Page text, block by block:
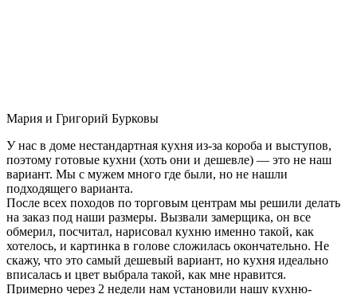
Мария и Григорий Бурковы
У нас в доме нестандартная кухня из-за короба и выступов,
поэтому готовые кухни (хоть они и дешевле) — это не наш
вариант. Мы с мужем много где были, но не нашли
подходящего варианта.
После всех походов по торговым центрам мы решили делать
на заказ под наши размеры. Вызвали замерщика, он все
обмерил, посчитал, нарисовал кухню именно такой, как
хотелось, и картинка в голове сложилась окончательно. Не
скажу, что это самый дешевый вариант, но кухня идеально
вписалась и цвет выбрала такой, как мне нравится.
Примерно через 2 недели нам установили нашу кухню-